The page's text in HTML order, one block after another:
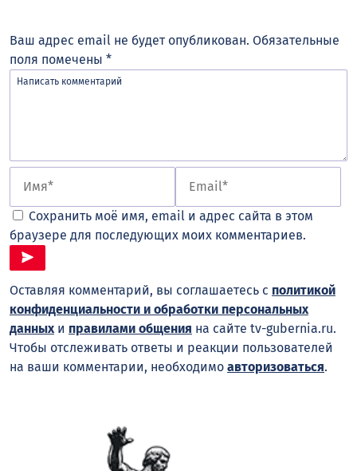
Ваш адрес email не будет опубликован. Обязательные
поля помечены *
Сохранить моё имя, email и адрес сайта в этом
браузере для последующих моих комментариев.
Оставляя комментарий, вы соглашаетесь с политикой
конфиденциальности и обработки персональных
данных и правилами общения на сайте tv-gubernia.ru.
Чтобы отслеживать ответы и реакции пользователей
на ваши комментарии, необходимо авторизоваться.